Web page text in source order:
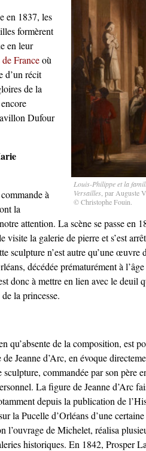
Louis-Philippe et la
Versailles , par Auguste
© Christophe Fouin.
en 1837, les
formèrent
en leur
Franceoù
d’un récit
de la
Dufour
à
la
attention. La scène se passe en
la galerie de pierre et s’est
sculpture n’est autre qu’une
décédée prématurément à
donc à mettre en lien avec le deuil
la princesse.
de la composition, est
Jeanne d’Arc, en évoque
commandée par son père
La figure de Jeanne d’Arc
depuis la publication de
la Pucelle d’Orléans d’une
l’ouvrage de Michelet, réalisa
historiques. En 1842, Prosper